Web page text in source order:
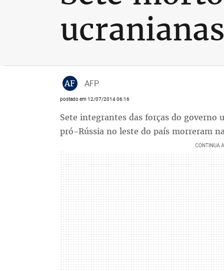
AF AFP
postado em 12/07/2014 06:16
Sete integrantes das forças do governo
pró-Rússia no leste do país morreram